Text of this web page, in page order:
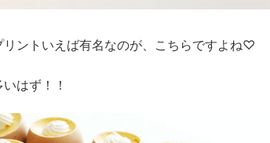
ントいえば有名なのが、こちらですよね♡
はず！！